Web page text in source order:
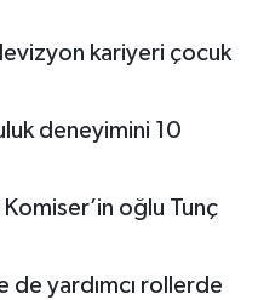
kariyeri çocuk
deneyimini 10
oğlu Tunç
de yardımcı rollerde